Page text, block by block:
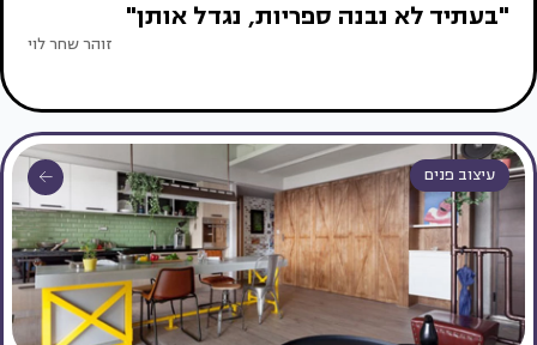
"בעתיד לא נבנה ספריות, נגדל אותן"
זוהר שחר לוי
עיצוב פנים